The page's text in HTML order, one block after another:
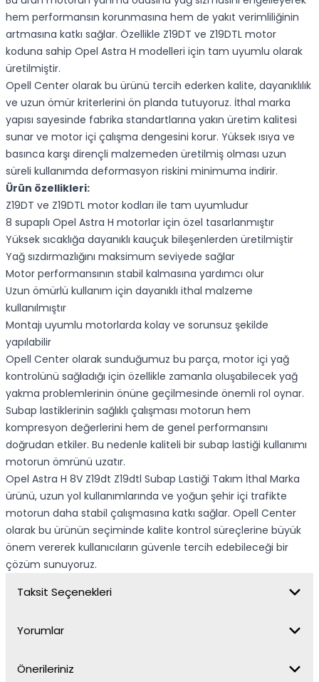
hem performansın korunmasına hem de yakıt verimliliğinin
artmasına katkı sağlar. Özellikle Z19DT ve Z19DTL motor
koduna sahip Opel Astra H modelleri için tam uyumlu olarak
üretilmiştir.
Opell Center olarak bu ürünü tercih ederken kalite, dayanıklılık
ve uzun ömür kriterlerini ön planda tutuyoruz. İthal marka
yapısı sayesinde fabrika standartlarına yakın üretim kalitesi
sunar ve motor içi çalışma dengesini korur. Yüksek ısıya ve
basınca karşı dirençli malzemeden üretilmiş olması uzun
süreli kullanımda deformasyon riskini minimuma indirir.
Ürün özellikleri:
Z19DT ve Z19DTL motor kodları ile tam uyumludur
8 supaplı Opel Astra H motorlar için özel tasarlanmıştır
Yüksek sıcaklığa dayanıklı kauçuk bileşenlerden üretilmiştir
Yağ sızdırmazlığını maksimum seviyede sağlar
Motor performansının stabil kalmasına yardımcı olur
Uzun ömürlü kullanım için dayanıklı ithal malzeme
kullanılmıştır
Montajı uyumlu motorlarda kolay ve sorunsuz şekilde
yapılabilir
Opell Center olarak sunduğumuz bu parça, motor içi yağ
kontrolünü sağladığı için özellikle zamanla oluşabilecek yağ
yakma problemlerinin önüne geçilmesinde önemli rol oynar.
Subap lastiklerinin sağlıklı çalışması motorun hem
kompresyon değerlerini hem de genel performansını
doğrudan etkiler. Bu nedenle kaliteli bir subap lastiği kullanımı
motorun ömrünü uzatır.
Opel Astra H 8V Z19dt Z19dtl Subap Lastiği Takım İthal Marka
ürünü, uzun yol kullanımlarında ve yoğun şehir içi trafikte
motorun daha stabil çalışmasına katkı sağlar. Opell Center
olarak bu ürünün seçiminde kalite kontrol süreçlerine büyük
önem vererek kullanıcıların güvenle tercih edebileceği bir
çözüm sunuyoruz.
Taksit Seçenekleri
Yorumlar
Önerileriniz